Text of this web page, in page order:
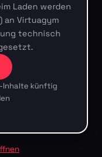
Laden werden
an Virtuagym
technisch
Inhalte künftig